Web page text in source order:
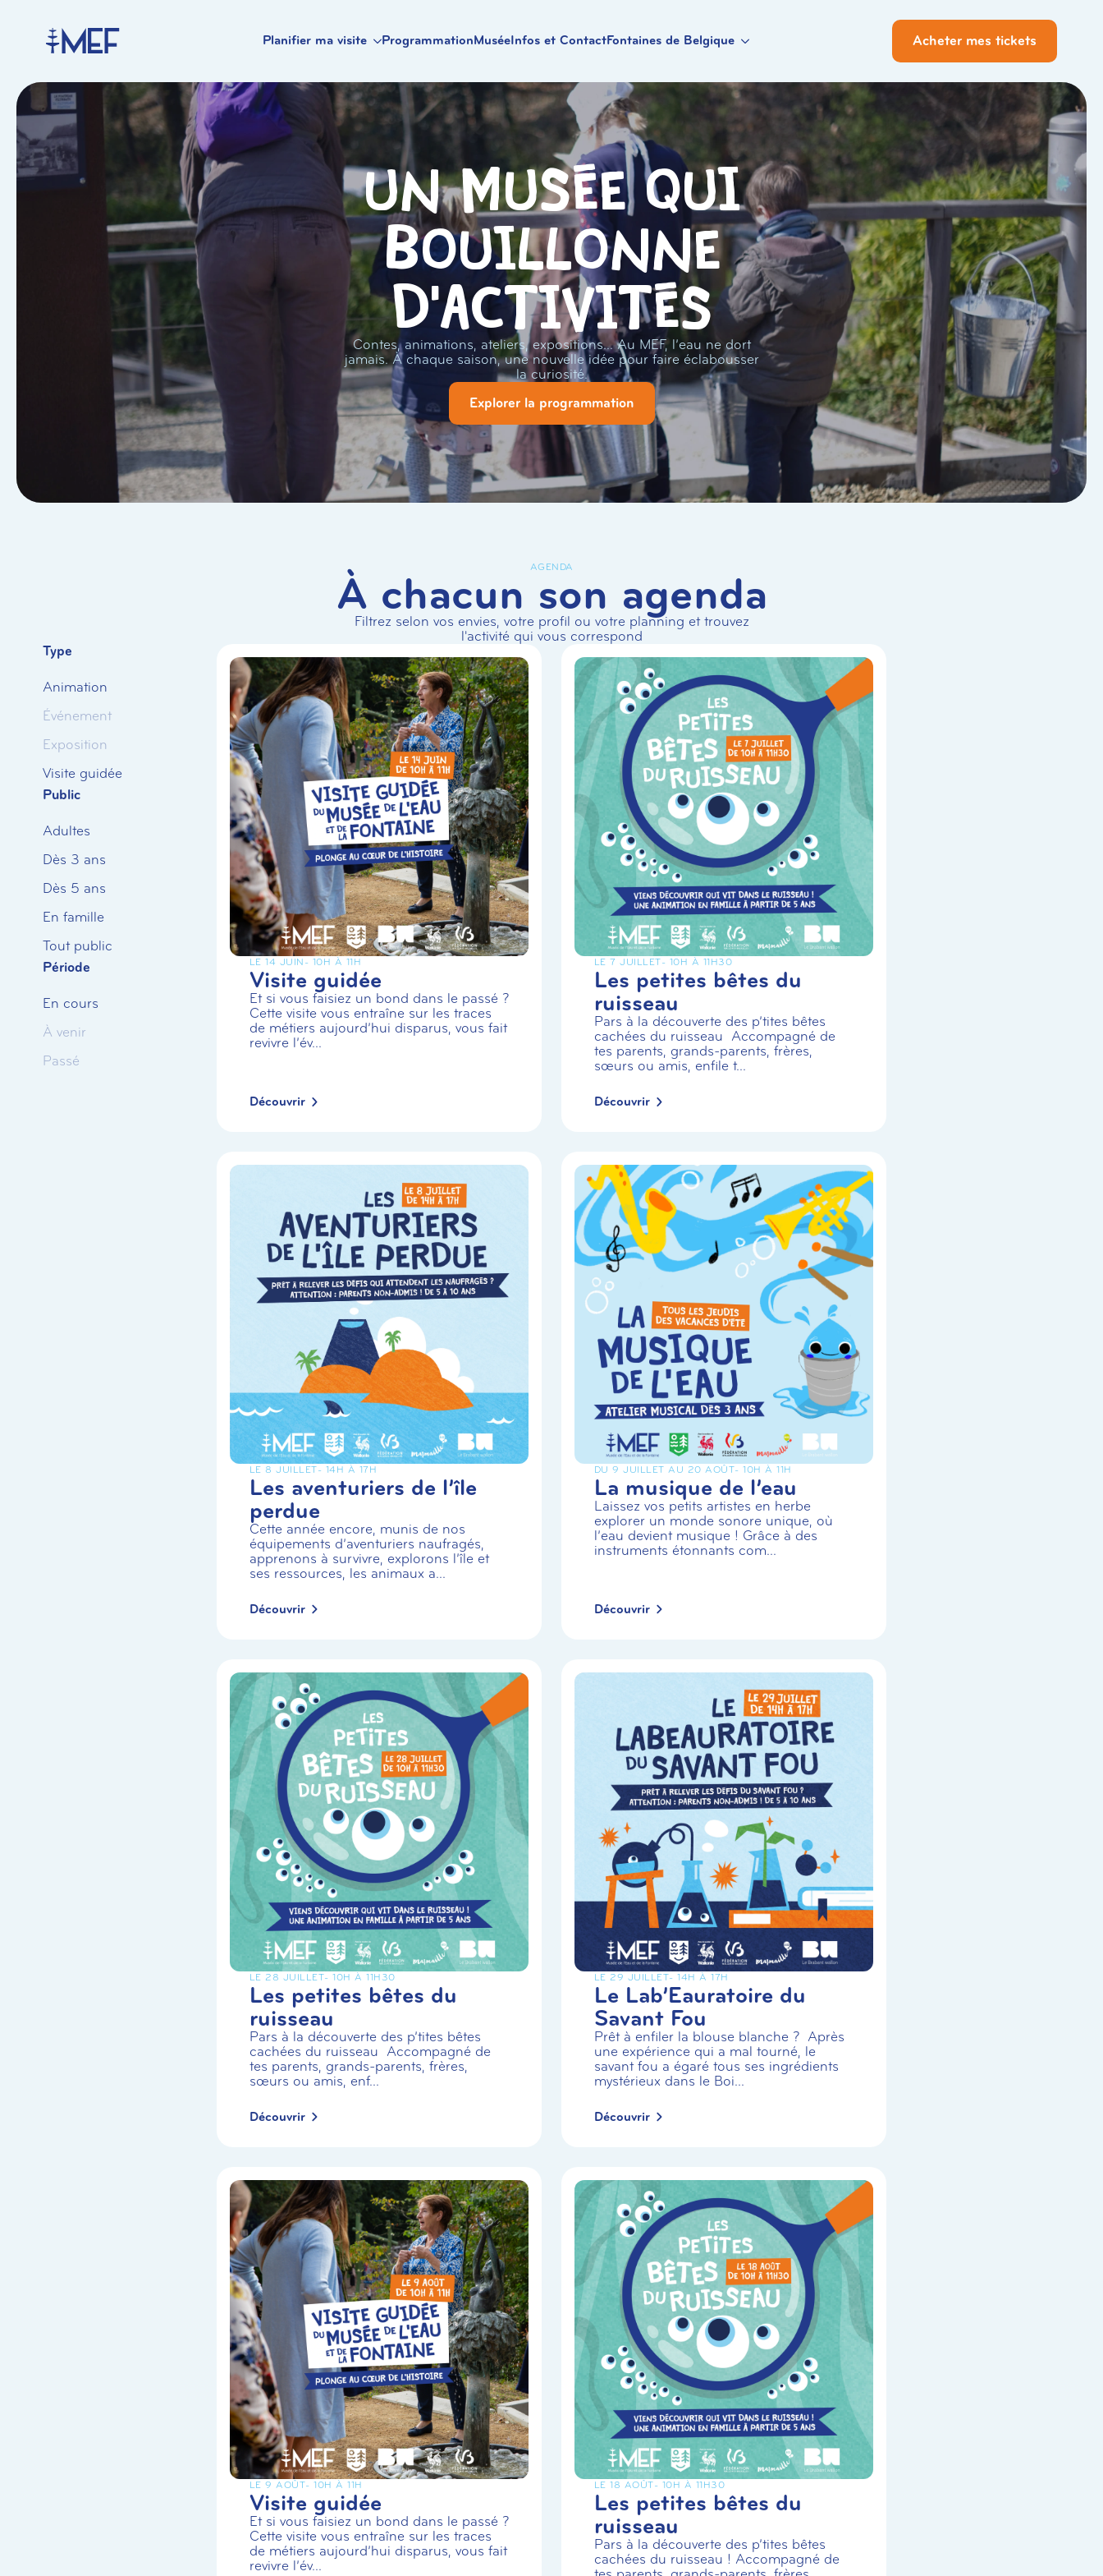
Planifier ma visite ProgrammationMuséeInfos et ContactFontaines de Belgique Acheter mes tickets
Un musée qui
bouillonne
d'activités
Contes, animations, ateliers, expositions… Au MEF, l’eau ne dort
jamais. À chaque saison, une nouvelle idée pour faire éclabousser
la curiosité.
Explorer la programmation
AGENDA
À chacun son agenda
Filtrez selon vos envies, votre profil ou votre planning et trouvez
l'activité qui vous correspond
Type
Animation
Événement
Exposition
Visite guidée
Public
Adultes
Dès 3 ans
Dès 5 ans
En famille
Tout public
Période
En cours
À venir
Passé
LE 14 JUIN - 10H À 11H
Visite guidée
Et si vous faisiez un bond dans le passé ?
Cette visite vous entraîne sur les traces
de métiers aujourd’hui disparus, vous fait
revivre l’év...
Découvrir
LE 7 JUILLET- 10H À 11H30
Les petites bêtes du
ruisseau
Pars à la découverte des p’tites bêtes
cachées du ruisseau Accompagné de
tes parents, grands-parents, frères,
sœurs ou amis, enfile t...
Découvrir
LE 8 JUILLET- 14H À 17H
Les aventuriers de l’île
perdue
Cette année encore, munis de nos
équipements d’aventuriers naufragés,
apprenons à survivre, explorons l’île et
ses ressources, les animaux a...
Découvrir
DU 9 JUILLET AU 20 AOÛT- 10H À 11H
La musique de l’eau
Laissez vos petits artistes en herbe
explorer un monde sonore unique, où
l’eau devient musique ! Grâce à des
instruments étonnants com...
Découvrir
LE 28 JUILLET- 10H À 11H30
Les petites bêtes du
ruisseau
Pars à la découverte des p’tites bêtes
cachées du ruisseau Accompagné de
tes parents, grands-parents, frères,
sœurs ou amis, enf...
Découvrir
LE 29 JUILLET- 14H À 17H
Le Lab’Eauratoire du
Savant Fou
Prêt à enfiler la blouse blanche ? Après
une expérience qui a mal tourné, le
savant fou a égaré tous ses ingrédients
mystérieux dans le Boi...
Découvrir
LE 9 AOÛT- 10H À 11H
Visite guidée
Et si vous faisiez un bond dans le passé ?
Cette visite vous entraîne sur les traces
de métiers aujourd’hui disparus, vous fait
revivre l’év...
LE 18 AOÛT- 10H À 11H30
Les petites bêtes du
ruisseau
Pars à la découverte des p’tites bêtes
cachées du ruisseau ! Accompagné de